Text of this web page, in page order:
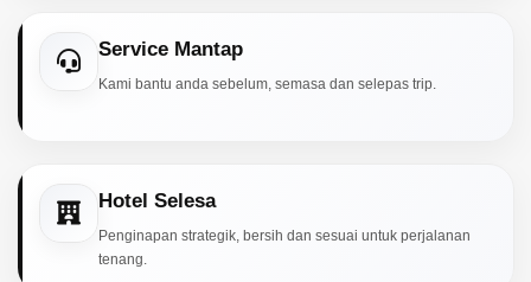
Service Mantap
Kami bantu anda sebelum, semasa dan selepas trip.
Hotel Selesa
Penginapan strategik, bersih dan sesuai untuk perjalanan
tenang.